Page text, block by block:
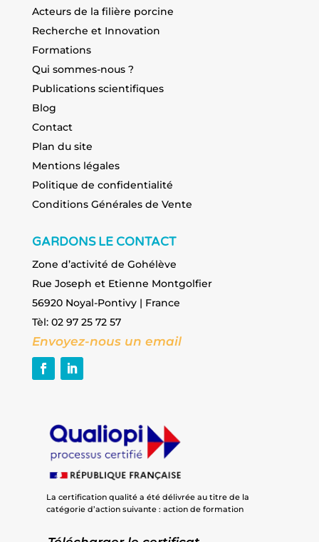
Acteurs de la filière porcine
Recherche et Innovation
Formations
Qui sommes-nous ?
Publications scientifiques
Blog
Contact
Plan du site
Mentions légales
Politique de confidentialité
Conditions Générales de Vente
GARDONS LE CONTACT
Zone d’activité de Gohélève
Rue Joseph et Etienne Montgolfier
56920 Noyal-Pontivy | France
Tèl: 02 97 25 72 57
Envoyez-nous un email
La certification qualité a été délivrée au titre de la
catégorie d’action suivante : action de formation